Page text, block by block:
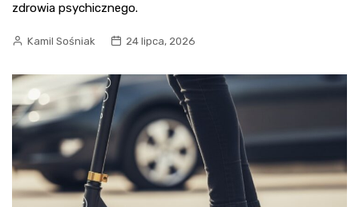
zdrowia psychicznego.
Kamil Sośniak 24 lipca, 2026